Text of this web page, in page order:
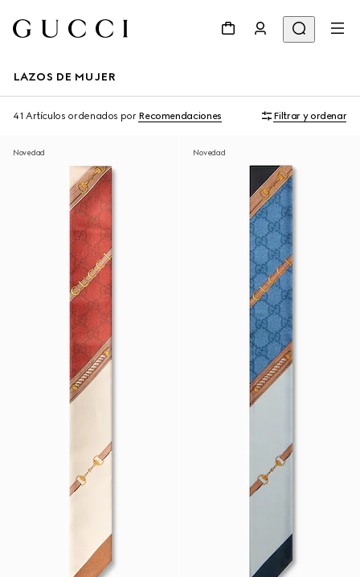
LAZOS DE MUJER
41 Artículos ordenados por Recomendaciones Filtrar y ordenar
Novedad Novedad